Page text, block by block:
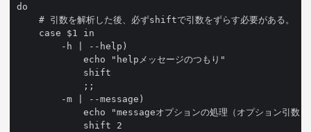
do
    # 引数を解析した後、必ずshiftで引数をずらす必要がある。
    case $1 in
        -h | --help)
            echo "helpメッセージのつもり"
            shift
            ;;
        -m | --message)
echo "messageオプションの処理（オプション引数
            shift 2